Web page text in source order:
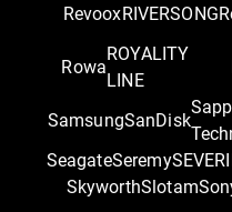
RevooxRIVERSONG
Rowa
ROYALITY
LINE
SamsungSanDisk
SeagateSeremy
SkyworthSlotam